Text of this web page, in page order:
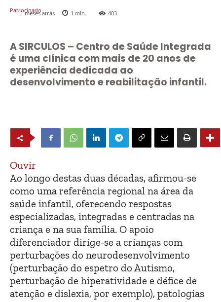
11 meses atrás 1 min. 403
A SIRCULOS – Centro de Saúde Integrada
é uma clínica com mais de 20 anos de
experiência dedicada ao
desenvolvimento e reabilitação infantil.
Ouvir
Ao longo destas duas décadas, afirmou-se
como uma referência regional na área da
saúde infantil, oferecendo respostas
especializadas, integradas e centradas na
criança e na sua família. O apoio
diferenciador dirige-se a crianças com
perturbações do neurodesenvolvimento
(perturbação do espetro do Autismo,
perturbação de hiperatividade e défice de
atenção e dislexia, por exemplo), patologias